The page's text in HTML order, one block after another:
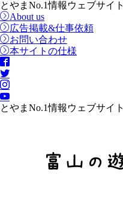
とやまNo.1情報ウェブサイト
About us
広告掲載&仕事依頼
お問い合わせ
本サイトの仕様
とやまNo.1情報ウェブサイト